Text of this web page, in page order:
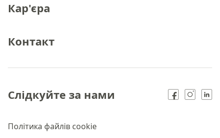
Кар'єра
Контакт
Політика файлів cookie
Слідкуйте за нами